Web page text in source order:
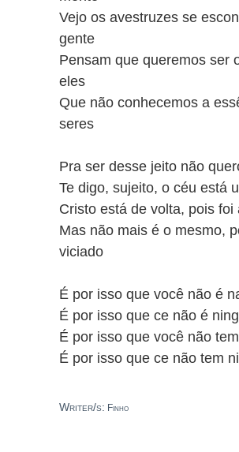
Vejo os avestruzes se
gente
Pensam que queremos ser
eles
Que não conhecemos a
seres
Pra ser desse jeito não
Te digo, sujeito, o céu está
Cristo está de volta, pois foi
Mas não mais é o mesmo,
viciado
É por isso que você não é
É por isso que ce não é
É por isso que você não
É por isso que ce não tem
Writer/s: Finho